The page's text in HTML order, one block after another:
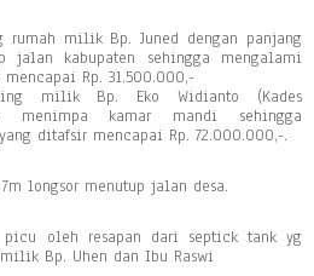
rumah milik Bp. Juned dengan panjang
jalan kabupaten sehingga mengalami
Rp. 31.500.000,-
milik Bp. Eko Widianto (Kades
menimpa kamar mandi sehingga
ditafsir mencapai Rp. 72.000.000,-.
longsor menutup jalan desa.
oleh resapan dari septick tank yg
Bp. Uhen dan Ibu Raswi